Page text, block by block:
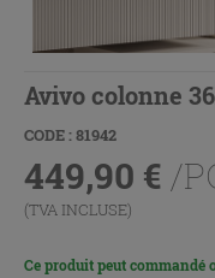
Avivo colonne
CODE : 81942
449,90 € /
(TVA INCLUSE)
Ce produit peut commandé